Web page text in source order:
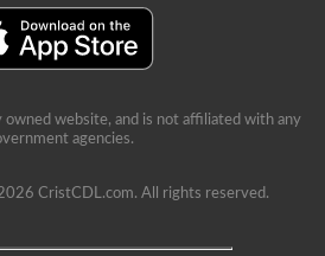
website, and is not affiliated with any
agencies.
CristCDL.com. All rights reserved.